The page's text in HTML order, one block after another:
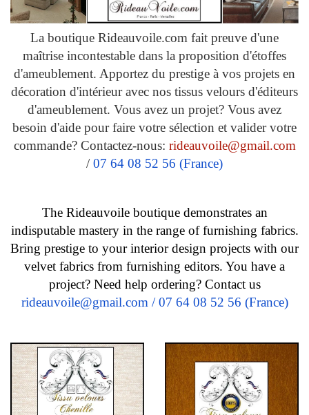
La boutique Rideauvoile.com fait preuve d'une
maîtrise incontestable dans la proposition d'étoffes
d'ameublement. Apportez du prestige à vos projets en
décoration d'intérieur avec nos tissus velours d'éditeurs
d'ameublement. Vous avez un projet? Vous avez
besoin d'aide pour faire votre sélection et valider votre
commande? Contactez-nous: rideauvoile@gmail.com
/07 64 08 52 56 (France)
The Rideauvoile boutique demonstrates an
indisputable mastery in the range of furnishing fabrics.
Bring prestige to your interior design projects with our
velvet fabrics from furnishing editors. You have a
project? Need help ordering? Contact us
rideauvoile@gmail.com / 07 64 08 52 56 (France)